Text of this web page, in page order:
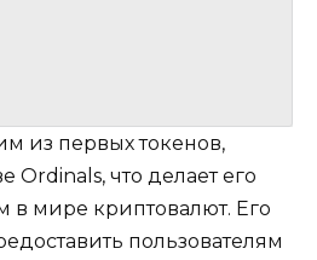
из первых токенов,
Ordinals, что делает его
в мире криптовалют. Его
пользователям